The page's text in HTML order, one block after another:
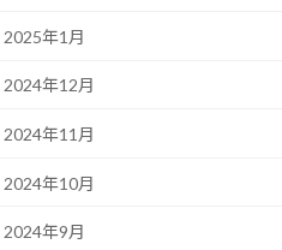
2025年1月
2024年12月
2024年11月
2024年10月
2024年9月